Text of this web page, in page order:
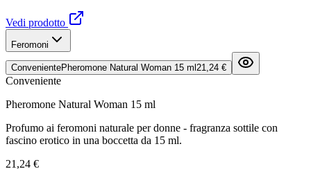
Vedi prodotto
Feromoni
ConvenientePheromone Natural Woman 15 ml 21,24 €
Conveniente
Pheromone Natural Woman 15 ml
Profumo ai feromoni naturale per donne - fragranza sottile con
fascino erotico in una boccetta da 15 ml.
21,24 €